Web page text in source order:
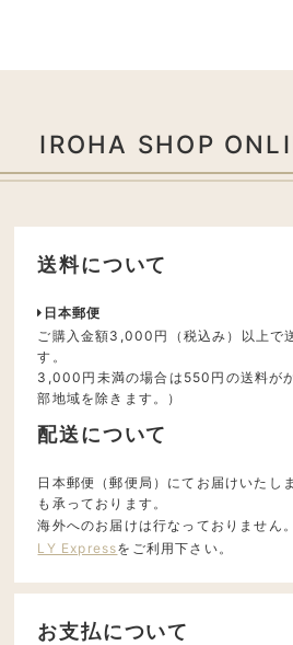
IROHA SHOP
送料について
日本郵便
ご購入金額3,000円（税込み）以上で
す。
3,000円未満の場合は550円の送料が
部地域を除きます。）
配送について
日本郵便（郵便局）にてお届けいたし
も承っております。
海外へのお届けは行なっておりません
LY Expressをご利用下さい。
お支払について